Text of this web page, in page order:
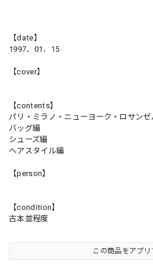
【date】
1997．01．15
【cover】
【contents】
パリ・ミラノ・ニューヨーク・ロサンゼ
バッグ編
シューズ編
ヘアスタイル編
【person】
【condition】
古本並程度
この商品をアプリ